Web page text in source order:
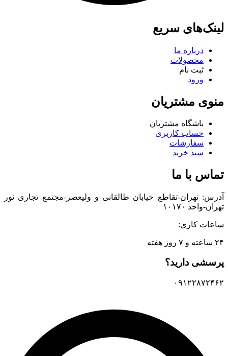
لینک‌های سریع
درباره ما
محصولات
ثبت نام
ورود
منوی مشتریان
باشگاه مشتریان
حساب کاربری
سفارشات
سبد خرید
تماس با ما
آدرس: تهران-تقاطع خیابان طالقانی و ولیعصر-مجتمع تجاری نور
تهران-واحد ۱۰۱۷۰
ساعات کاری:
۲۴ ساعته و ۷ روز هفته
پرسشی دارید؟
۰۹۱۲۲۸۷۲۴۶۲